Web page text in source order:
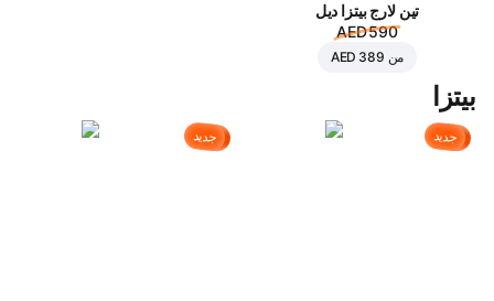
تين لارج بيتزا ديل
AED 590
من AED 389
بيتزا
جديد جديد